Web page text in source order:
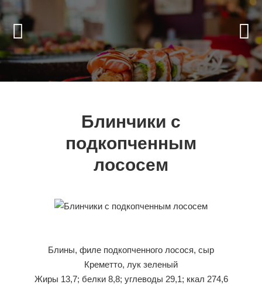
Блинчики с
подкопченным
лососем
Блины, филе подкопченного лосося, сыр
Креметто, лук зеленый
Жиры 13,7; белки 8,8; углеводы 29,1; ккал 274,6